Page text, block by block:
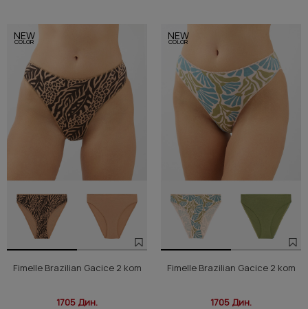
NEW
COLOR
Fimelle Brazilian Gacice 2 kom
1705 Дин.
NEW
COLOR
Fimelle Brazilian Gacice 2 kom
1705 Дин.